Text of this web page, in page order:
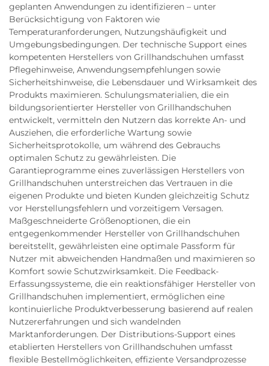
geplanten Anwendungen zu identifizieren – unter
Berücksichtigung von Faktoren wie
Temperaturanforderungen, Nutzungshäufigkeit und
Umgebungsbedingungen. Der technische Support eines
kompetenten Herstellers von Grillhandschuhen umfasst
Pflegehinweise, Anwendungsempfehlungen sowie
Sicherheitshinweise, die Lebensdauer und Wirksamkeit des
Produkts maximieren. Schulungsmaterialien, die ein
bildungsorientierter Hersteller von Grillhandschuhen
entwickelt, vermitteln den Nutzern das korrekte An- und
Ausziehen, die erforderliche Wartung sowie
Sicherheitsprotokolle, um während des Gebrauchs
optimalen Schutz zu gewährleisten. Die
Garantieprogramme eines zuverlässigen Herstellers von
Grillhandschuhen unterstreichen das Vertrauen in die
eigenen Produkte und bieten Kunden gleichzeitig Schutz
vor Herstellungsfehlern und vorzeitigem Versagen.
Maßgeschneiderte Größenoptionen, die ein
entgegenkommender Hersteller von Grillhandschuhen
bereitstellt, gewährleisten eine optimale Passform für
Nutzer mit abweichenden Handmaßen und maximieren so
Komfort sowie Schutzwirksamkeit. Die Feedback-
Erfassungssysteme, die ein reaktionsfähiger Hersteller von
Grillhandschuhen implementiert, ermöglichen eine
kontinuierliche Produktverbesserung basierend auf realen
Nutzererfahrungen und sich wandelnden
Marktanforderungen. Der Distributions-Support eines
etablierten Herstellers von Grillhandschuhen umfasst
flexible Bestellmöglichkeiten, effiziente Versandprozesse